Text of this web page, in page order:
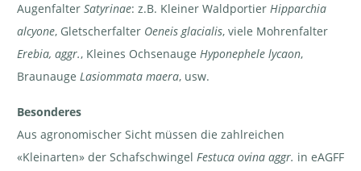
Augenfalter Satyrinae: z.B. Kleiner Waldportier Hipparchia
alcyone, Gletscherfalter Oeneis glacialis, viele Mohrenfalter
Erebia, aggr., Kleines Ochsenauge Hyponephele lycaon,
Braunauge Lasiommata maera, usw.
Besonderes
Aus agronomischer Sicht müssen die zahlreichen
«Kleinarten» der Schafschwingel Festuca ovina aggr. in eAGFF